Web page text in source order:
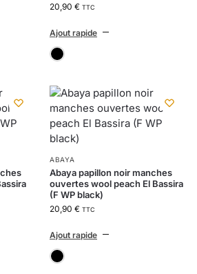
20,90 € TTC
Ajout rapide
ABAYA
Abaya papillon noir manches
ouvertes wool peach El Bassira
(F WP black)
20,90 € TTC
Ajout rapide